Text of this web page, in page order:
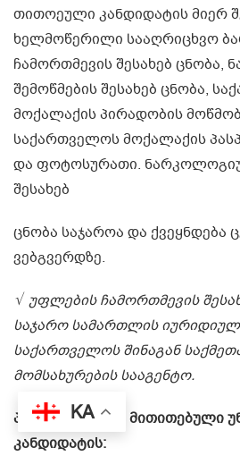
თითოეული კანდიდატის მიერ
ხელმოწერილი სააღრიცხვო
ჩამორთმევის შესახებ ცნობა,
შემოწმების შესახებ ცნობა,
მოქალაქის პირადობის
საქართველოს მოქალაქის
და ფოტოსურათი.
შესახებ
ცნობა საჯაროა და
ვებგვერდზე.
√ უფლების ჩამორთმევის
საჯარო სამართლის
საქართველოს შინაგან
მომსახურების სააგენტო.
პარტიულ სიაში მითითებული
კანდიდატის:
KA